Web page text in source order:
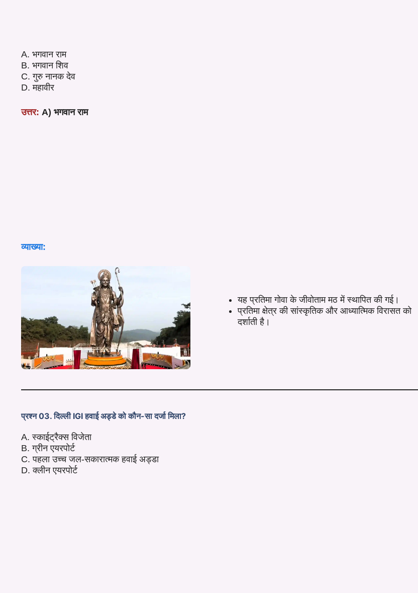
A. भगवान राम
B. भगवान शिव
C. गुरु नानक देव
D. महावीर
उत्तर: A) भगवान राम
व्याख्या:
यह प्रतिमा गोवा के जीवोताम मठ में स्थापित की गई।
प्रतिमा क्षेत्र की सांस्कृतिक और आध्यात्मिक विरासत को
दर्शाती है।
प्रश्न 03. दिल्ली IGI हवाई अड्डे को कौन-सा दर्जा मिला?
A. स्काईट्रैक्स विजेता
B. ग्रीन एयरपोर्ट
C. पहला उच्च जल-सकारात्मक हवाई अड्डा
D. क्लीन एयरपोर्ट